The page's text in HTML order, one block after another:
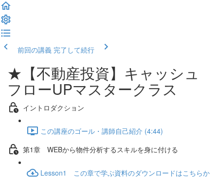
前回の講義 完了して続行
★【不動産投資】キャッシュ
フローUPマスタークラス
イントロダクション
この講座のゴール・講師自己紹介 (4:44)
第1章 WEBから物件分析するスキルを身に付ける
Lesson1 この章で学ぶ資料のダウンロードはこちらか